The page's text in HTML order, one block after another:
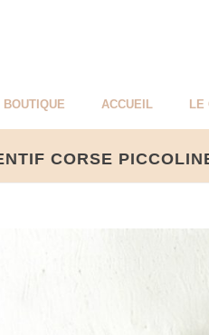
BOUTIQUE ACCUEIL LE
CORSE